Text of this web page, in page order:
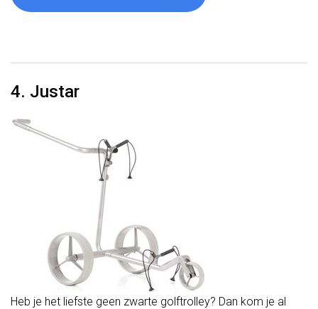
4. Justar
Heb je het liefste geen zwarte golftrolley? Dan kom je al